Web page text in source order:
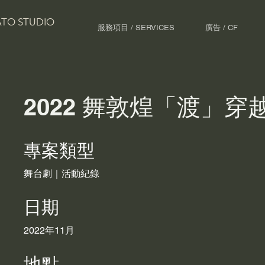
STUDIO 服務項目 / SERVICES 廣告 / CF
2022 舞敦煌「渡」穿
專案類型
舞台劇｜活動紀錄
日期
2022年11月